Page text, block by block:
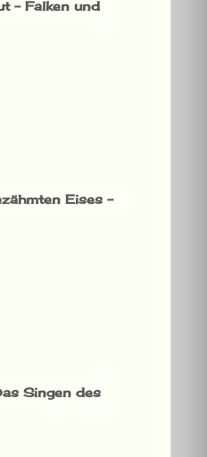
– Falken und
Eises –
Singen des